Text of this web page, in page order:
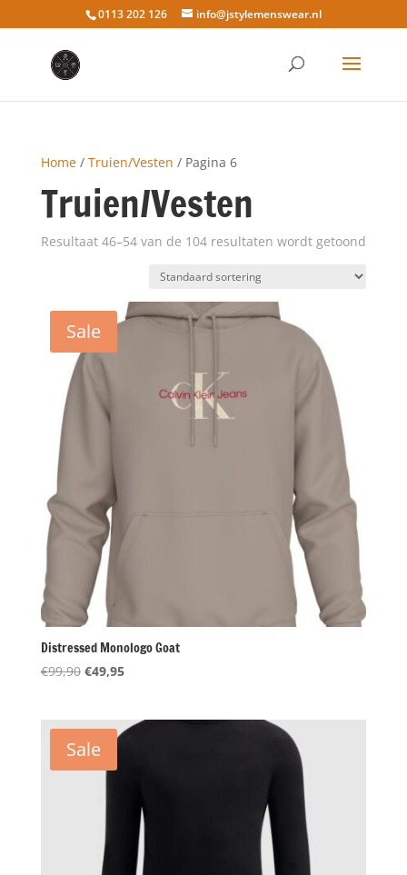
0113 202 126 info@jstylemenswear.nl
Home/ Truien/Vesten / Pagina 6
Truien/Vesten
Resultaat 46–54 van de 104 resultaten wordt getoond
Sale
Distressed Monologo Goat
€99,90 Oorspronkelijke
€99,90.
€49,95Huidige
€49,95.
Sale